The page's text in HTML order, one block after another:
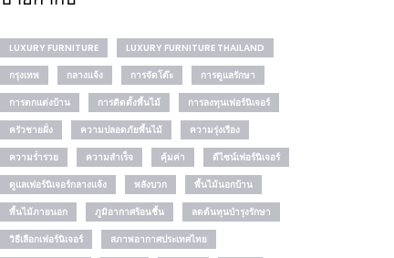
LUXURY FURNITURE
LUXURY FURNITURE THAILAND
กรุงเทพ
กลางแจ้ง การจัดโต๊ะ
การดูแลรักษา
การตกแต่งบ้าน
การติดตั้งพื้นไม้
การลงทุนเฟอร์นิเจอร์
ครัวชายฝั่ง
ความปลอดภัยพื้นไม้
ความรุ่งเรือง
ความร่ำรวย
ความสำเร็จ คุ้มค่า
ดีไซน์เฟอร์นิเจอร์
ดูแลเฟอร์นิเจอร์กลางแจ้ง
พลังบวก
พื้นไม้นอกบ้าน
พื้นไม้ภายนอก
ภูมิอากาศร้อนชื้น
ลดต้นทุนบำรุงรักษา
วิธีเลือกเฟอร์นิเจอร์
สภาพอากาศประเทศไทย